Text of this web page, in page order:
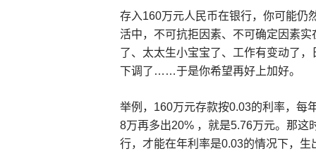
存入160万元人民币在银行，你可能仍
活中，不可抗拒因素、不可确定因素
了、太太生小宝宝了、工作有变动了
下调了……于是你希望再好上加好。
举例，160万元存款按0.03的利率，每
8万再多出20% ，就是5.76万元。那这
行，才能在年利率是0.03的情况下，生